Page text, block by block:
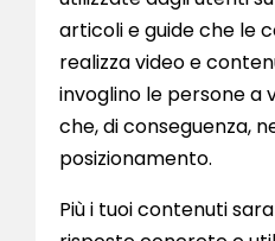
articoli e guide che le
realizza video e
invoglino le persone a
che, di conseguenza,
posizionamento.
Più i tuoi contenuti